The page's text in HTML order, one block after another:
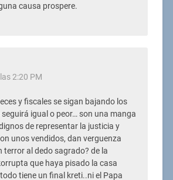
causa prospere.
2:20 PM
y fiscales se sigan bajando los
igual o peor… son una manga
de representar la justicia y
unos vendidos, dan verguenza
terror al dedo sagrado? de la
que haya pisado la casa
tiene un final kreti..ni el Papa